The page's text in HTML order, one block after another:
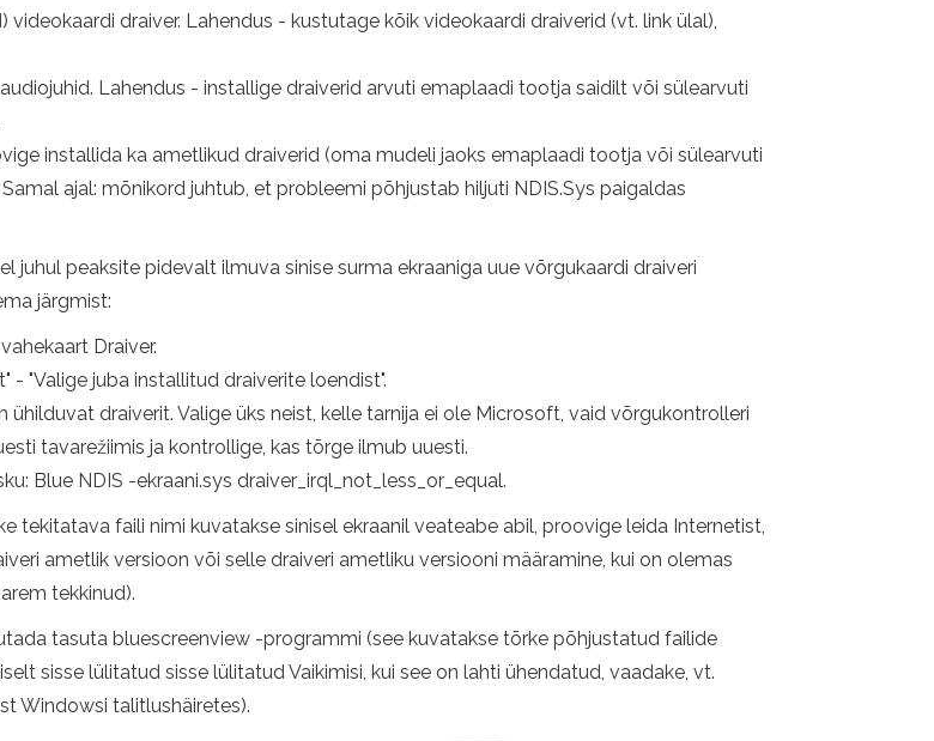
draiver. Lahendus - kustutage kõik videokaardi draiverid (vt. link ülal),
Lahendus - installige draiverid arvuti emaplaadi tootja saidilt või sülearvuti
installida ka ametlikud draiverid (oma mudeli jaoks emaplaadi tootja või sülearvuti
ajal: mõnikord juhtub, et probleemi põhjustab hiljuti NDIS.Sys paigaldas
juhul peaksite pidevalt ilmuva sinise surma ekraaniga uue võrgukaardi draiveri
järgmist:
Draiver.
- "Valige juba installitud draiverite loendist".
draiverit. Valige üks neist, kelle tarnija ei ole Microsoft, vaid võrgukontrolleri
tavarežiimis ja kontrollige, kas tõrge ilmub uuesti.
Blue NDIS -ekraani.sys draiver_irql_not_less_or_equal.
tekitatava faili nimi kuvatakse sinisel ekraanil veateabe abil, proovige leida Internetist,
ametlik versioon või selle draiveri ametliku versiooni määramine, kui on olemas
tekkinud).
tasuta bluescreenview -programmi (see kuvatakse tõrke põhjustatud failide
sisse lülitatud sisse lülitatud Vaikimisi, kui see on lahti ühendatud, vaadake, vt.
Windowsi talitlushäiretes).